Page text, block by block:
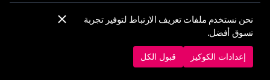
إعدادات الكوكيز
نحن نستخدم ملفات تعريف الارتباط لتوفير تجربة
تسوق أفضل.
إعدادات الكوكيز قبول الكل